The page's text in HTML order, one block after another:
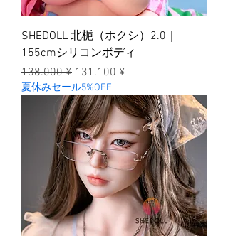
SHEDOLL 北梔（ホクシ）2.0｜
155cmシリコンボディ
一般價格
138.000 ¥ 促銷價格
131.100 ¥
夏休みセール5%OFF